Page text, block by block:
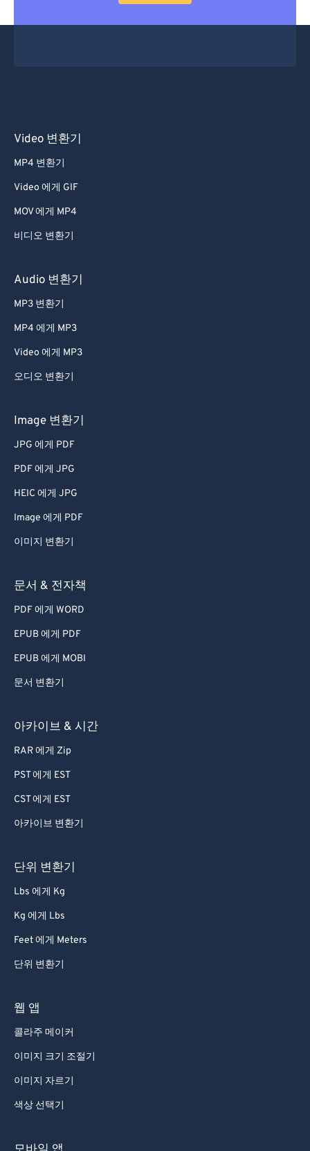
Video 변환기
MP4 변환기
Video 에게 GIF
MOV 에게 MP4
비디오 변환기
Audio 변환기
MP3 변환기
MP4 에게 MP3
Video 에게 MP3
오디오 변환기
Image 변환기
JPG 에게 PDF
PDF 에게 JPG
HEIC 에게 JPG
Image 에게 PDF
이미지 변환기
문서 & 전자책
PDF 에게 WORD
EPUB 에게 PDF
EPUB 에게 MOBI
문서 변환기
아카이브 & 시간
RAR 에게 Zip
PST 에게 EST
CST 에게 EST
아카이브 변환기
단위 변환기
Lbs 에게 Kg
Kg 에게 Lbs
Feet 에게 Meters
단위 변환기
웹 앱
콜라주 메이커
이미지 크기 조절기
이미지 자르기
색상 선택기